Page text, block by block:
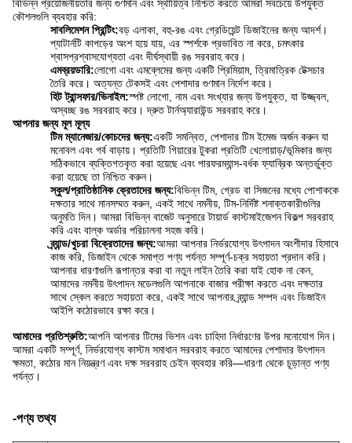
বিভিন্ন প্রয়োজনীয়তার জন্য গুণমান এবং স্থায়িত্ব নিশ্চিত করতে আমরা সবচেয়ে উপযুক্ত
কৌশলগুলি ব্যবহার করি:
সাবলিমেশন প্রিন্টিং:বড় এলাকা, বহু-রঙ এবং গ্রেডিয়েন্ট ডিজাইনের জন্য আদর্শ।
প্যাটার্নটি কাপড়ের অংশ হয়ে যায়, এর স্পর্শকে প্রভাবিত না করে, চমৎকার
শ্বাসপ্রশ্বাসযোগ্যতা এবং দীর্ঘস্থায়ী রঙ সরবরাহ করে।
এমব্রয়ডারি:লোগো এবং এমব্লেমের জন্য একটি প্রিমিয়াম, ত্রিমাত্রিক টেক্সচার
তৈরি করে। অত্যন্ত টেকসই এবং পেশাদার গুণমান নির্দেশ করে।
হিট ট্রান্সফার/ভিনাইল:স্পষ্ট লোগো, নাম এবং সংখ্যার জন্য উপযুক্ত, যা উজ্জ্বল,
অস্বচ্ছ রঙ সরবরাহ করে। দ্রুত টার্নঅ্যারাউন্ড সরবরাহ করে।
আপনার জন্য মূল মূল্য
টিম ম্যানেজার/কোচদের জন্য:একটি সমন্বিত, পেশাদার টিম ইমেজ অর্জন করুন যা
মনোবল এবং গর্ব বাড়ায়। প্রতিটি গিয়ারের টুকরা প্রতিটি খেলোয়াড়/ভূমিকার জন্য
সঠিকভাবে ব্যক্তিগতকৃত করা হয়েছে এবং পারফরম্যান্স-বর্ধক ফ্যাব্রিক অন্তর্ভুক্ত
করা হয়েছে তা নিশ্চিত করুন।
স্কুল/প্রাতিষ্ঠানিক ক্রেতাদের জন্য:বিভিন্ন টিম, গ্রেড বা সিজনের মধ্যে পোশাককে
দক্ষতার সাথে মানসম্মত করুন, একই সাথে নমনীয়, টিম-নির্দিষ্ট শনাক্তকারীগুলির
অনুমতি দিন। আমরা বিভিন্ন বাজেট অনুসারে টায়ার্ড কাস্টমাইজেশন বিকল্প সরবরাহ
করি এবং বাল্ক অর্ডার পরিচালনা সহজ করি।
ব্র্যান্ড/খুচরা বিক্রেতাদের জন্য:আমরা আপনার নির্ভরযোগ্য উৎপাদন অংশীদার হিসাবে
কাজ করি, ডিজাইন থেকে সমাপ্ত পণ্য পর্যন্ত সম্পূর্ণ-চক্র সহায়তা প্রদান করি।
আপনার ধারণাগুলি রূপান্তর করা বা নতুন লাইন তৈরি করা যাই হোক না কেন,
আমাদের নমনীয় উৎপাদন মডেলগুলি আপনাকে বাজার পরীক্ষা করতে এবং দক্ষতার
সাথে স্কেল করতে সহায়তা করে, একই সাথে আপনার ব্র্যান্ড সম্পদ এবং ডিজাইন
আইপি কঠোরভাবে রক্ষা করে।
আমাদের প্রতিশ্রুতি:আপনি আপনার টিমের ভিশন এবং চাহিদা নির্ধারণের উপর মনোযোগ দিন।
আমরা একটি সম্পূর্ণ, নির্ভরযোগ্য কাস্টম সমাধান সরবরাহ করতে আমাদের পেশাদার উৎপাদন
ক্ষমতা, কঠোর মান নিয়ন্ত্রণ এবং দক্ষ সরবরাহ চেইন ব্যবহার করি—ধারণা থেকে চূড়ান্ত পণ্য
পর্যন্ত।
-পণ্য তথ্য